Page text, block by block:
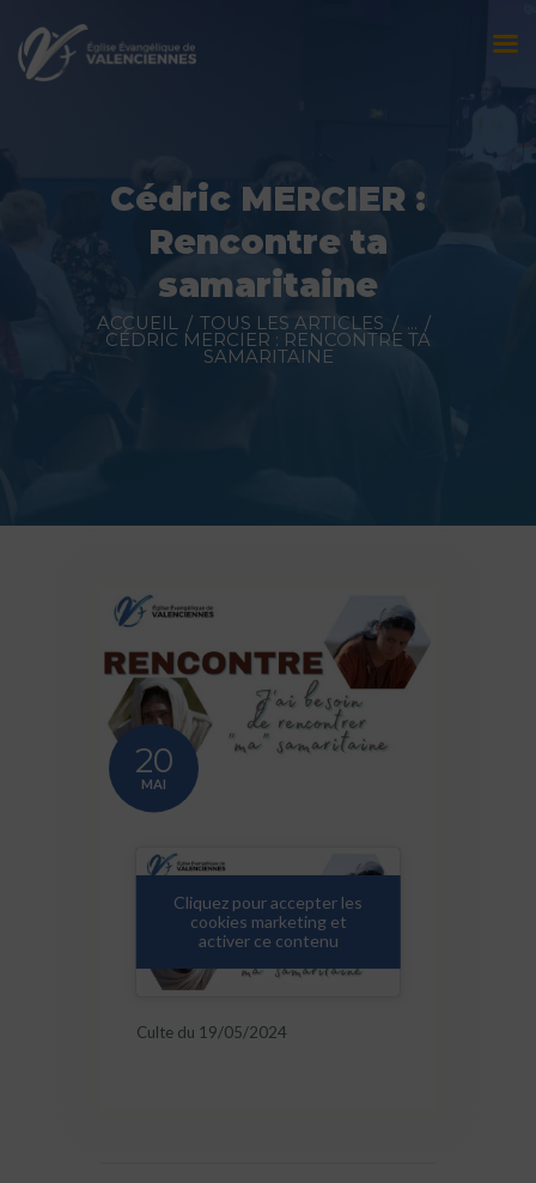
Cédric MERCIER :
Rencontre ta
samaritaine
ACCUEIL TOUS LES ARTICLES ...
CÉDRIC MERCIER : RENCONTRE TA
SAMARITAINE
Évènements
Nous contacter
20
MAI
Cliquez pour accepter les
cookies marketing et
activer ce contenu
Culte du 19/05/2024